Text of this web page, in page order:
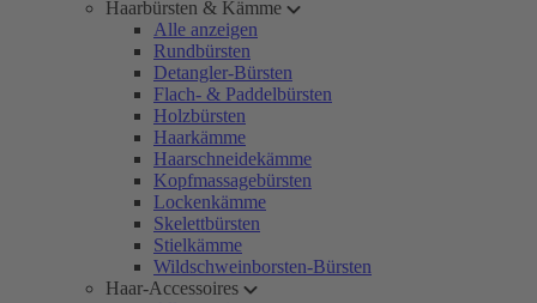
Haarbürsten & Kämme
Alle anzeigen
Rundbürsten
Detangler-Bürsten
Flach- & Paddelbürsten
Holzbürsten
Haarkämme
Haarschneidekämme
Kopfmassagebürsten
Lockenkämme
Skelettbürsten
Stielkämme
Wildschweinborsten-Bürsten
Haar-Accessoires